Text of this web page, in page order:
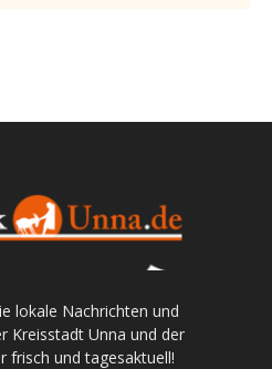
lokale Nachrichten und
Kreisstadt Unna und der
frisch und tagesaktuell!